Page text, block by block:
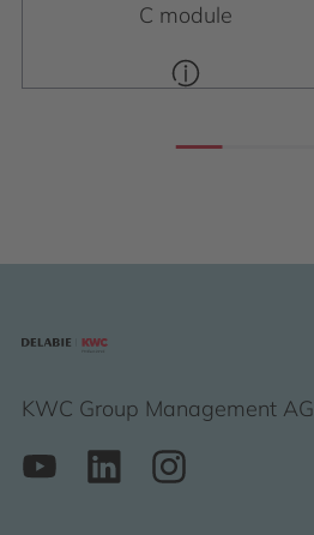
C module
KWC Group Management AG